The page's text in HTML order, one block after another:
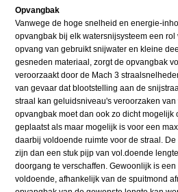
Opvangbak
Vanwege de hoge snelheid en energie-
opvangbak bij elk watersnijsysteem een
opvang van gebruikt snijwater en kleine
gesneden materiaal, zorgt de opvangbak
veroorzaakt door de Mach 3
van gevaar dat blootstelling aan de
straal kan geluidsniveau's veroorzaken
opvangbak moet dan ook zo dicht mogelijk
geplaatst als maar mogelijk is voor een
daarbij voldoende ruimte voor de straal.
zijn dan een stuk pijp van vol.doende
doorgang te verschaffen. Gewoonlijk is
voldoende, afhankelijk van de spuitmond